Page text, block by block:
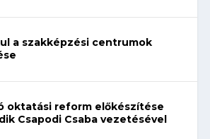
a szakképzési centrumok
oktatási reform előkészítése
Csapodi Csaba vezetésével